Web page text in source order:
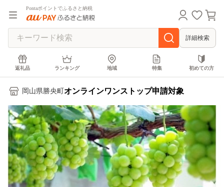
Pontaポイントでふるさと納税
詳細検索
返礼品 ランキング 地域 特集 初めての方
岡山県勝央町 オンラインワンストップ申請対象